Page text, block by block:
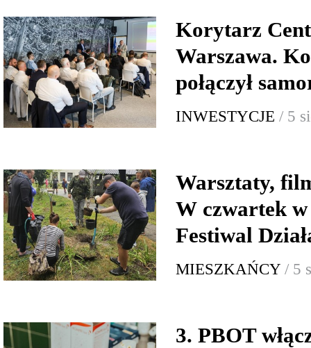
Korytarz
Warszawa.
połączył
INWESTYCJE / 5
Warsztaty,
W czwartek
Festiwal
MIESZKAŃCY / 5
3. PBOT